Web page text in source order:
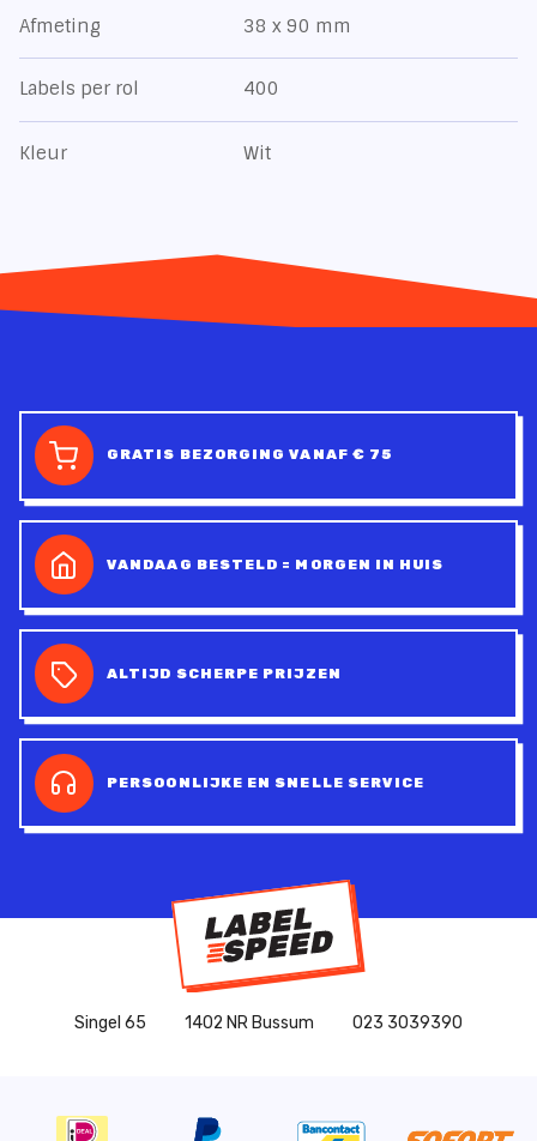
Afmeting 38 x 90 mm
Labels per rol 400
Kleur Wit
GRATIS BEZORGING VANAF € 75
VANDAAG BESTELD = MORGEN IN HUIS
ALTIJD SCHERPE PRIJZEN
PERSOONLIJKE EN SNELLE SERVICE
Singel 65 1402 NR Bussum 023 3039390